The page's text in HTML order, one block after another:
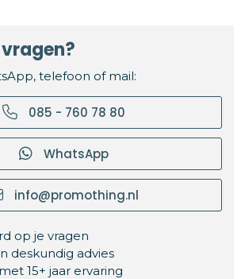
telefoon of mail:
085 - 760 78 80
WhatsApp
info@promothing.nl
op je vragen
deskundig advies
15+ jaar ervaring